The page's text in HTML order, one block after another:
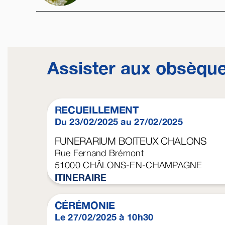
Assister aux
RECUEILLEMENT
Du 23/02/2025 au 27/02/2025
FUNERARIUM BOITEUX CHALONS
Rue Fernand Brémont
51000CHÂLONS-EN-CHAMPAGNE
ITINERAIRE
CÉRÉMONIE
Le 27/02/2025 à 10h30